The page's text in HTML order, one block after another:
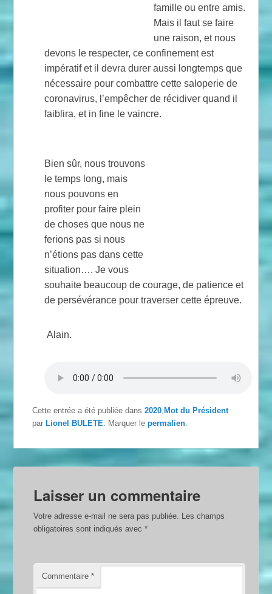
famille ou entre amis.
Mais il faut se faire
une raison, et nous
devons le respecter, ce confinement est
impératif et il devra durer aussi longtemps que
nécessaire pour combattre cette saloperie de
coronavirus, l’empêcher de récidiver quand il
faiblira, et in fine le vaincre.
Bien sûr, nous trouvons
le temps long, mais
nous pouvons en
profiter pour faire plein
de choses que nous ne
ferions pas si nous
n’étions pas dans cette
situation…. Je vous
souhaite beaucoup de courage, de patience et
de persévérance pour traverser cette épreuve.
Alain.
Cette entrée a été publiée dans2020 ,Mot du Président
parLionel BULETE . Marquer lepermalien
Laisser un commentaire
Votre adresse e-mail ne sera pas publiée. Les champs
obligatoires sont indiqués avec*
Commentaire*